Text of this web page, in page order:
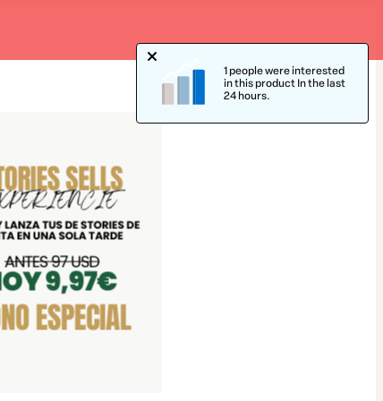
1 people were interested
in this product In the last
24 hours.